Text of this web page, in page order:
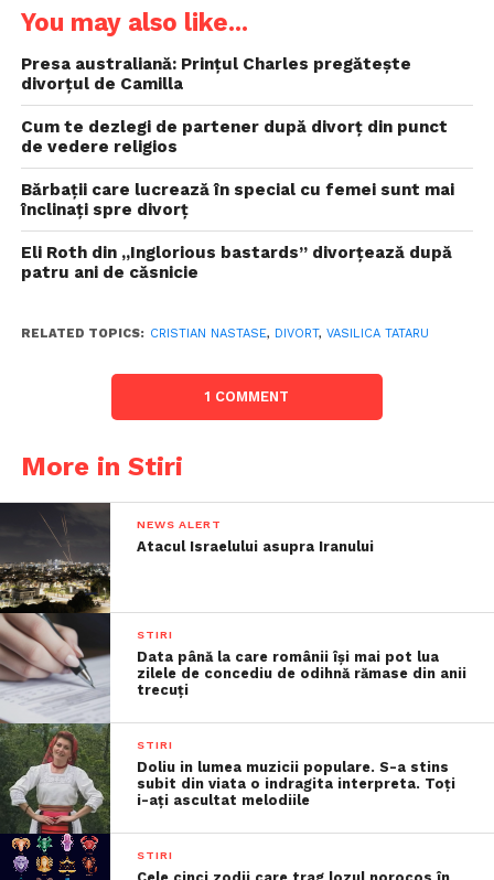
You may also like...
Presa australiană: Prințul Charles pregătește
divorțul de Camilla
Cum te dezlegi de partener după divorț din punct
de vedere religios
Bărbații care lucrează în special cu femei sunt mai
înclinați spre divorț
Eli Roth din „Inglorious bastards” divorțează după
patru ani de căsnicie
RELATED TOPICS: CRISTIAN NASTASE, DIVORT, VASILICA TATARU
1 COMMENT
More in Stiri
NEWS ALERT
Atacul Israelului asupra Iranului
STIRI
Data până la care românii îşi mai pot lua
zilele de concediu de odihnă rămase din anii
trecuţi
STIRI
Doliu in lumea muzicii populare. S-a stins
subit din viata o indragita interpreta. Toți
i-ați ascultat melodiile
STIRI